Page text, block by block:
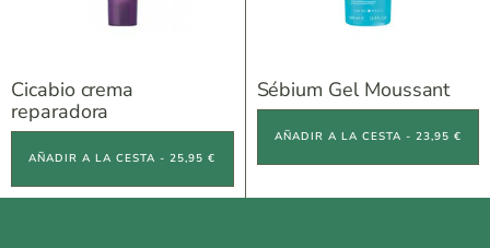
Cicabio crema
reparadora
AÑADIR A LA CESTA - 25,95 €
Sébium Gel Moussant
AÑADIR A LA CESTA - 23,95 €